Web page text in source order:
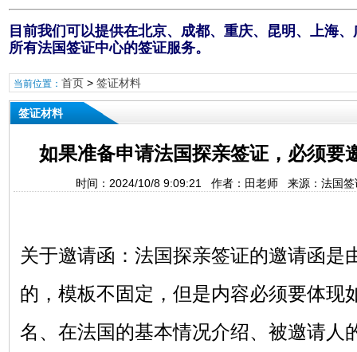
目前我们可以提供在北京、成都、重庆、昆明、上海
所有法国签证中心的签证服务。
当前位置： 首页> 签证材料
签证材料
如果准备申请法国探亲签证，必须要
时间：2024/10/8 9:09:21 作者：田老师 来源：法国
关于邀请函：法国探亲签证的邀请函是
的，模板不固定，但是内容必须要体现
名、在法国的基本情况介绍、被邀请人